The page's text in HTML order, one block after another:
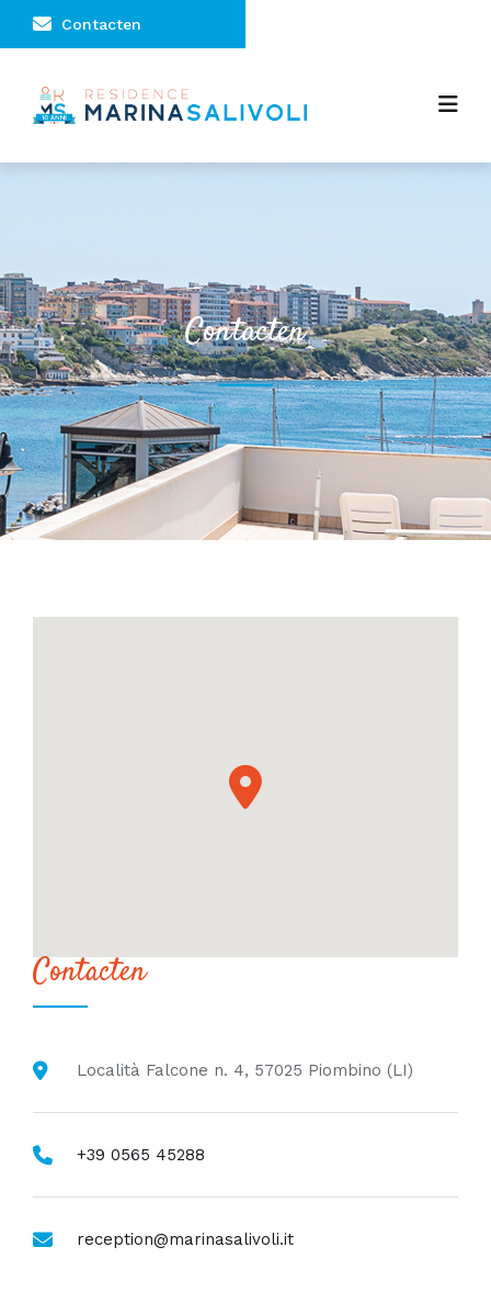
Contacten
Contacten

Contacten
Località Falcone n. 4, 57025 Piombino (LI)
+39 0565 45288
reception@marinasalivoli.it